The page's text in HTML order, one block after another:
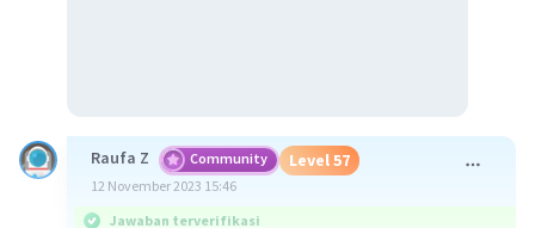
Raufa Z Community Level 57
12 November 2023 15:46
Jawaban terverifikasi